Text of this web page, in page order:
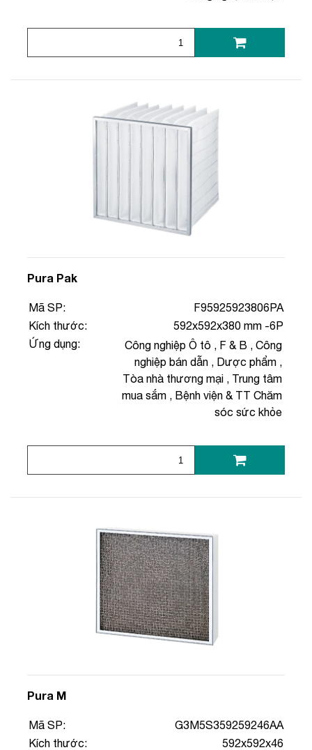
Pura Pak
Mã SP:
F95925923806PA
Kích thước:
592x592x380 mm -6P
Ứng dụng:
Công nghiệp Ô tô , F & B , Công
nghiệp bán dẫn , Dược phẩm ,
Tòa nhà thương mại , Trung tâm
mua sắm , Bệnh viện & TT Chăm
sóc sức khỏe
Pura M
Mã SP:
G3M5S359259246AA
Kích thước:
592x592x46